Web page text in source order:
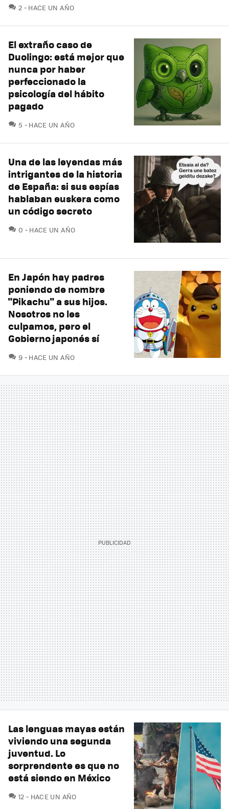
2 COMENTARIOS
HACE UN AÑO
El extraño caso de
Duolingo: está mejor que
nunca por haber
perfeccionado la
psicología del hábito
pagado
5 COMENTARIOS
HACE UN AÑO
Una de las leyendas más
intrigantes de la historia
de España: si sus espías
hablaban euskera como
un código secreto
0 COMENTARIOS
HACE UN AÑO
En Japón hay padres
poniendo de nombre
"Pikachu" a sus hijos.
Nosotros no les
culpamos, pero el
Gobierno japonés sí
9 COMENTARIOS
HACE UN AÑO
Las lenguas mayas están
viviendo una segunda
juventud. Lo
sorprendente es que no
está siendo en México
12 COMENTARIOS
HACE UN AÑO